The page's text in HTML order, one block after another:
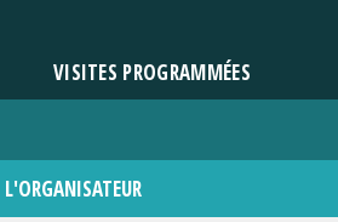
VISITES PROGRAMMÉES
L'ORGANISATEUR